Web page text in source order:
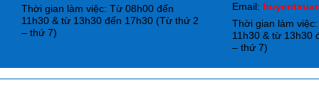
Thời gian làm việc: Từ 08h00 đến
11h30 & từ 13h30 đến 17h30 (Từ thứ 2
– thứ 7)
Email:
Thời gian làm
11h30 & từ 13h30
– thứ 7)